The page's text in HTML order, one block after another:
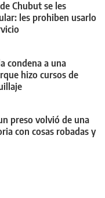
Chubut se les
les prohiben usarlo
condena a una
hizo cursos de
preso volvió de una
con cosas robadas y